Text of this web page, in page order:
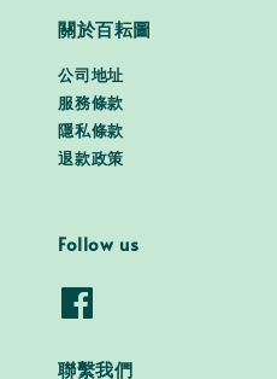
關於百耘圖
公司地址
服務條款
隱私條款
退款政策
Follow us
聯繫我們